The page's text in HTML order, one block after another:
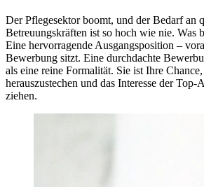
Der Pflegesektor boomt, und der Bedarf an
Betreuungskräften ist so hoch wie nie. Was
Eine hervorragende Ausgangsposition –
Bewerbung sitzt. Eine durchdachte
als eine reine Formalität. Sie ist Ihre
herauszustechen und das Interesse der Top-
ziehen.